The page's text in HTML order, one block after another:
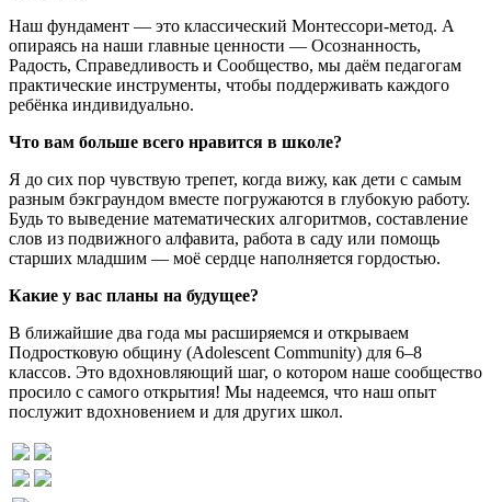
Наш фундамент — это классический Монтессори-метод. А
опираясь на наши главные ценности — Осознанность,
Радость, Справедливость и Сообщество, мы даём педагогам
практические инструменты, чтобы поддерживать каждого
ребёнка индивидуально.
Что вам больше всего нравится в школе?
Я до сих пор чувствую трепет, когда вижу, как дети с самым
разным бэкграундом вместе погружаются в глубокую работу.
Будь то выведение математических алгоритмов, составление
слов из подвижного алфавита, работа в саду или помощь
старших младшим — моё сердце наполняется гордостью.
Какие у вас планы на будущее?
В ближайшие два года мы расширяемся и открываем
Подростковую общину (Adolescent Community) для 6–8
классов. Это вдохновляющий шаг, о котором наше сообщество
просило с самого открытия! Мы надеемся, что наш опыт
послужит вдохновением и для других школ.